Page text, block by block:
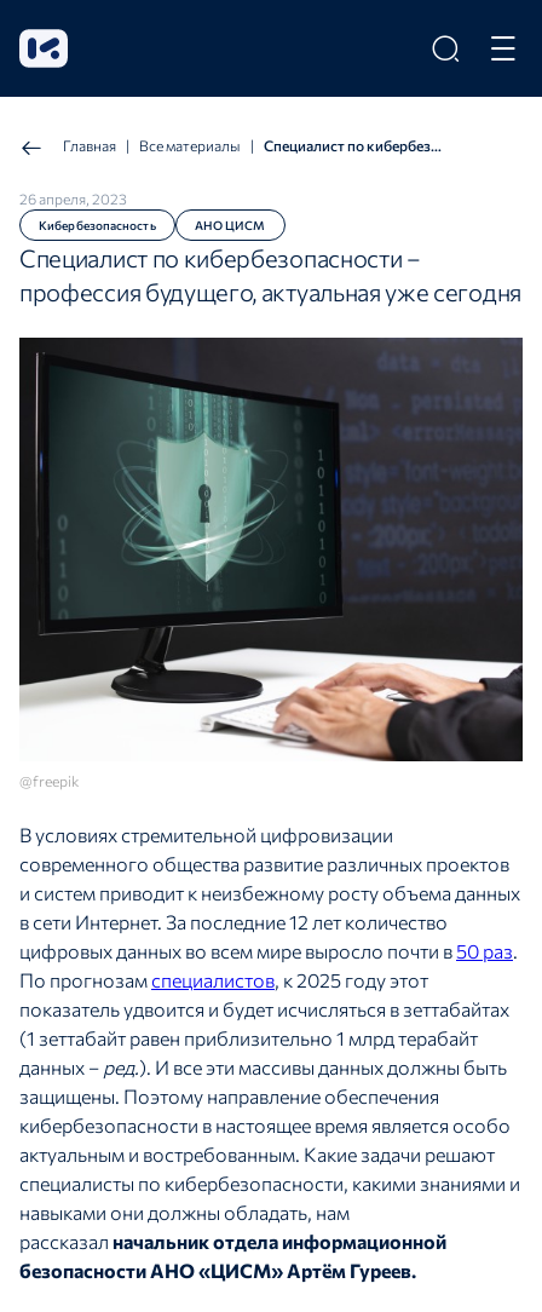
Кибербезопасность АНО ЦИСМ
Специалист по кибербезопасности –
профессия будущего, актуальная уже сегодня
26 апреля, 2023
Главная | Все материалы | Специалист по кибербезопасности – профессия будущего, актуальная уже сегодня
@freepik
В условиях стремительной цифровизации
современного общества развитие различных проектов
и систем приводит к неизбежному росту объема данных
в сети Интернет. За последние 12 лет количество
цифровых данных во всем мире выросло почти в50 раз.
По прогнозам специалистов, к 2025 году этот
показатель удвоится и будет исчисляться в зеттабайтах
(1 зеттабайт равен приблизительно 1 млрд терабайт
данных – ред.). И все эти массивы данных должны быть
защищены. Поэтому направление обеспечения
кибербезопасности в настоящее время является особо
актуальным и востребованным. Какие задачи решают
специалисты по кибербезопасности, какими знаниями и
навыками они должны обладать, нам
рассказал начальникотдела информационной
безопасности АНО «ЦИСМ» Артём Гуреев.